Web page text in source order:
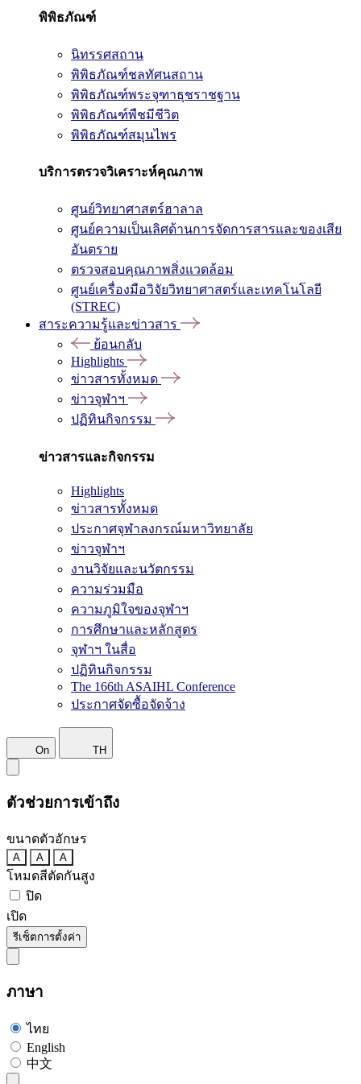
พิพิธภัณฑ์
นิทรรศสถาน
พิพิธภัณฑ์ชลทัศนสถาน
พิพิธภัณฑ์พระจุฑาธุชราชฐาน
พิพิธภัณฑ์พืชมีชีวิต
พิพิธภัณฑ์สมุนไพร
บริการตรวจวิเคราะห์คุณภาพ
ศูนย์วิทยาศาสตร์ฮาลาล
ศูนย์ความเป็นเลิศด้านการจัดการสารและของเสีย
อันตราย
ตรวจสอบคุณภาพสิ่งแวดล้อม
ศูนย์เครื่องมือวิจัยวิทยาศาสตร์และเทคโนโลยี
(STREC)
สาระความรู้และข่าวสาร
ย้อนกลับ
Highlights
ข่าวสารทั้งหมด
ข่าวจุฬาฯ
ปฏิทินกิจกรรม
ข่าวสารและกิจกรรม
Highlights
ข่าวสารทั้งหมด
ประกาศจุฬาลงกรณ์มหาวิทยาลัย
ข่าวจุฬาฯ
งานวิจัยและนวัตกรรม
ความร่วมมือ
ความภูมิใจของจุฬาฯ
การศึกษาและหลักสูตร
จุฬาฯ ในสื่อ
ปฏิทินกิจกรรม
The 166th ASAIHL Conference
ประกาศจัดซื้อจัดจ้าง
On TH
ตัวช่วยการเข้าถึง
ขนาดตัวอักษร
A A A
โหมดสีตัดกันสูง
ปิด
เปิด
รีเซ็ตการตั้งค่า
ภาษา
ไทย
English
中文